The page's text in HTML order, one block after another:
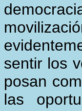
sentir los
posan
las